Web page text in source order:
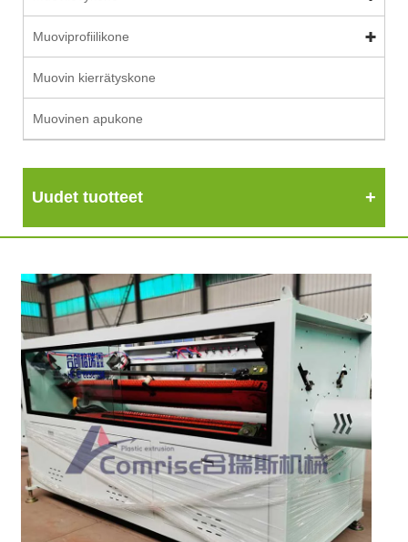
Muoviprofiilikone
Muovin kierrätyskone
Muovinen apukone
Uudet tuotteet